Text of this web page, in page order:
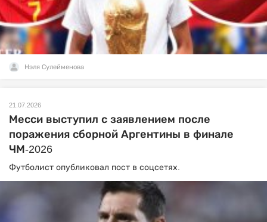
Нэля Сулейменова
21.07.2026
Месси выступил с заявлением после
поражения сборной Аргентины в финале
ЧМ-2026
Футболист опубликовал пост в соцсетях.